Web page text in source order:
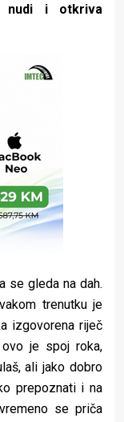
nudi i otkriva
se gleda na dah.
trenutku je
izgovorena riječ
je spoj roka,
ali jako dobro
prepoznati i na
se priča